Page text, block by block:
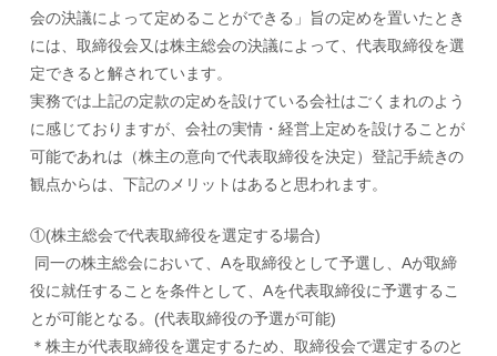
会の決議によって定めることができる」旨の定めを置いたとき
には、取締役会又は株主総会の決議によって、 代表取締役を選
定できると解されています。
実務では上記の定款の定めを設けている会社はごくまれのよう
に感じておりますが、 会社の実情・経営上定めを設けることが
可能であれは（株主の意向で代表取締役を決定）登記手続きの
観点からは、下記のメリットはあると思われます。
①(株主総会で代表取締役を選定する場合)
同一の株主総会において、Aを取締役として予選し、Aが取締
役に就任することを条件として、Aを代表取締役に予選するこ
とが可能となる。(代表取締役の予選が可能)
＊株主が代表取締役を選定するため、取締役会で選定するのと